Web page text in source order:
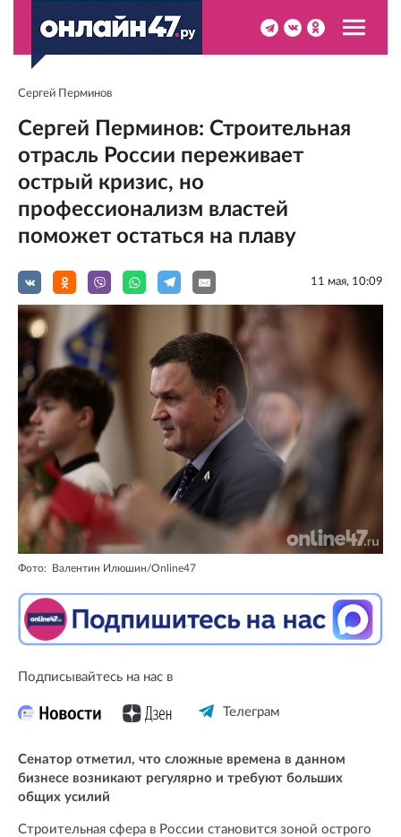
Сергей Перминов
Сергей Перминов: Строительная
отрасль России переживает
острый кризис, но
профессионализм властей
поможет остаться на плаву
11 мая, 10:09
Фото: Валентин Илюшин/Online47
Подписывайтесь на нас в
Телеграм
Сенатор отметил, что сложные времена в данном
бизнесе возникают регулярно и требуют больших
общих усилий
Строительная сфера в России становится зоной острого